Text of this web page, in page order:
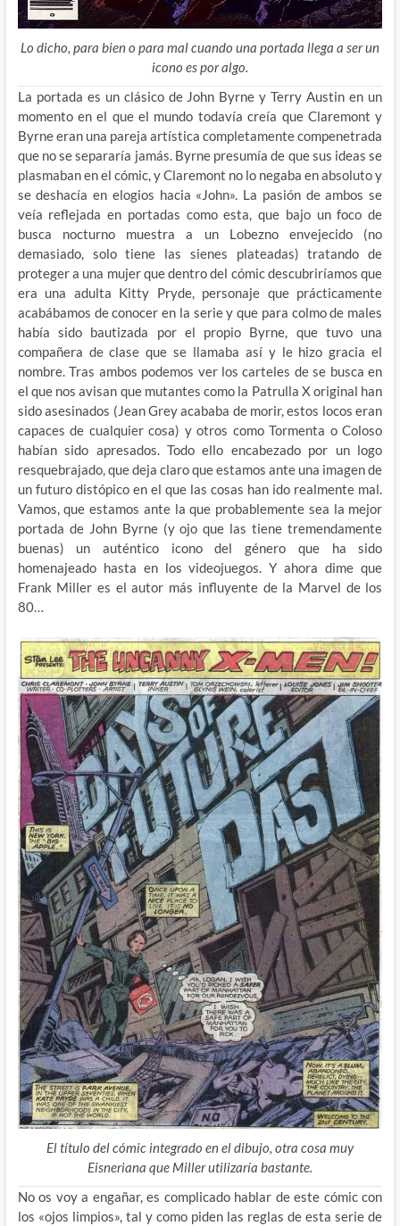
Lo dicho, para bien o para mal cuando una portada llega a ser un
icono es por algo.
La portada es un clásico de John Byrne y Terry Austin en un
momento en el que el mundo todavía creía que Claremont y
Byrne eran una pareja artística completamentecompenetrada
que no se separaría jamás. Byrne presumía de que sus ideas se
plasmaban en el cómic, y Claremont no lo negaba en absoluto y
se deshacía en elogios hacia «John». La pasión de ambos se
veía reflejada en portadas como esta, que bajo un foco de
busca nocturno muestra a un Lobezno envejecido (no
demasiado, solo tiene las sienes plateadas) tratando de
proteger a una mujer que dentro del cómic descubriríamos que
era una adulta Kitty Pryde, personaje que prácticamente
acabábamos de conocer en la serie y que para colmo de males
había sido bautizada por el propio Byrne, que tuvo una
compañera de clase que se llamaba así y le hizo gracia el
nombre. Tras ambos podemos ver los carteles de se busca en
el que nos avisan que mutantes como la Patrulla X original han
sido asesinados (Jean Grey acababa de morir, estos locos eran
capaces de cualquier cosa) y otros como Tormenta o Coloso
habían sido apresados. Todo ello encabezado por un logo
resquebrajado, que deja claro que estamos ante una imagen de
un futuro distópico en el que las cosas han ido realmente mal.
Vamos, que estamos ante la que probablemente sea la mejor
portada de John Byrne (y ojo que las tiene tremendamente
buenas) un auténtico icono del género que ha sido
homenajeado hasta en los videojuegos. Y ahora dime que
Frank Miller es el autor más influyente de la Marvel de los
80…
El título del cómic integrado en el dibujo, otra cosa muy
Eisneriana que Miller utilizaría bastante.
No os voy a engañar, es complicado hablar de este cómic con
los «ojos limpios», tal y como piden las reglas de esta serie de